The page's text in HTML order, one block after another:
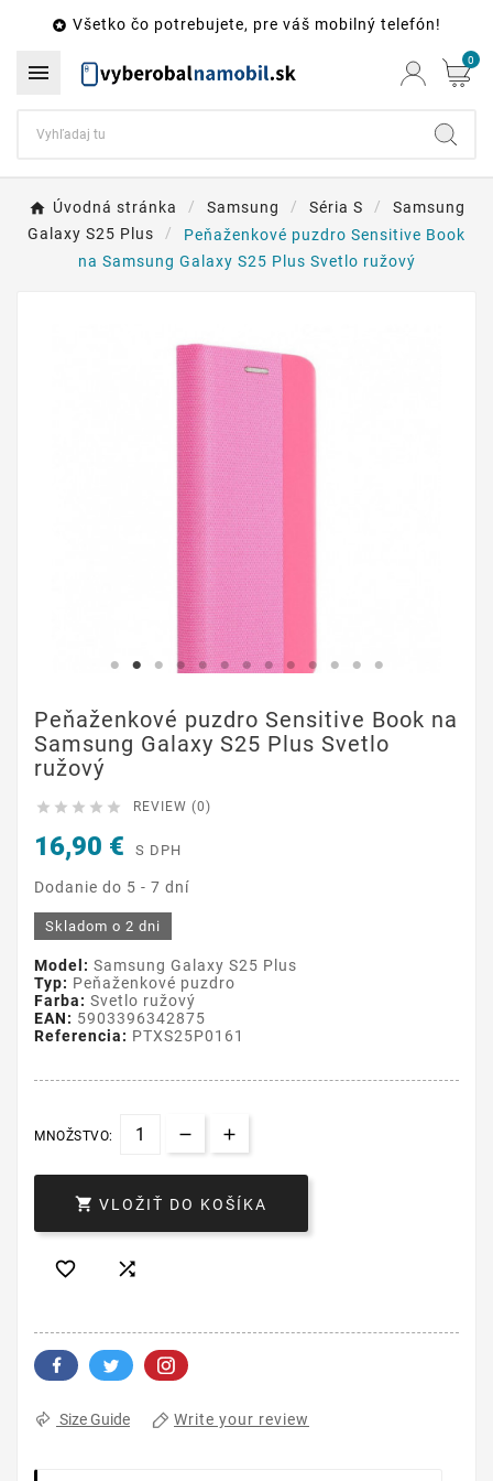
 Všetko čo potrebujete, pre váš mobilný telefón!
 0
Úvodná stránka Samsung Séria S
Samsung
Galaxy S25 Plus
Peňaženkové puzdro Sensitive Book
na Samsung Galaxy S25 Plus Svetlo ružový
Peňaženkové puzdro Sensitive Book na
Samsung Galaxy S25 Plus Svetlo
ružový
     REVIEW (0)
16,90 € S DPH
Dodanie do 5 - 7 dní
Skladom o 2 dni
Model: Samsung Galaxy S25 Plus
Typ: Peňaženkové puzdro
Farba: Svetlo ružový
EAN: 5903396342875
Referencia: PTXS25P0161
MNOŽSTVO:
 VLOŽIŤ DO KOŠÍKA
 
Size Guide Write your review